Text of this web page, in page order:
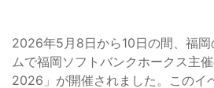
2026年5月8日から10日の間、福
ムで福岡ソフトバンクホークス主
2026」が開催されました。このイ